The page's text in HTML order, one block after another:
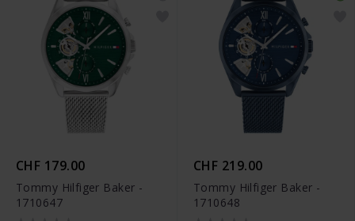
CHF 179.00
Tommy Hilfiger Baker -
1710647
CHF 219.00
Tommy Hilfiger Baker -
1710648